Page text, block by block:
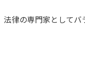
律の専門家として